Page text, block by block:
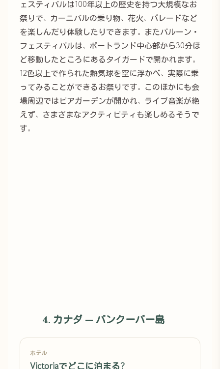
ェスティバルは100年以上の歴史を持つ大規模なお
祭りで、カーニバルの乗り物、花火、パレードなど
を楽しんだり体験したりできます。またバルーン・
フェスティバルは、ポートランド中心部から30分ほ
ど移動したところにあるタイガードで開かれます。
12色以上で作られた熱気球を空に浮かべ、実際に乗
ってみることができるお祭りです。このほかにも会
場周辺ではビアガーデンが開かれ、ライブ音楽が絶
えず、さまざまなアクティビティも楽しめるそうで
す。
4. カナダ — バンクーバー島
ホテル
Victoriaでどこに泊まる?